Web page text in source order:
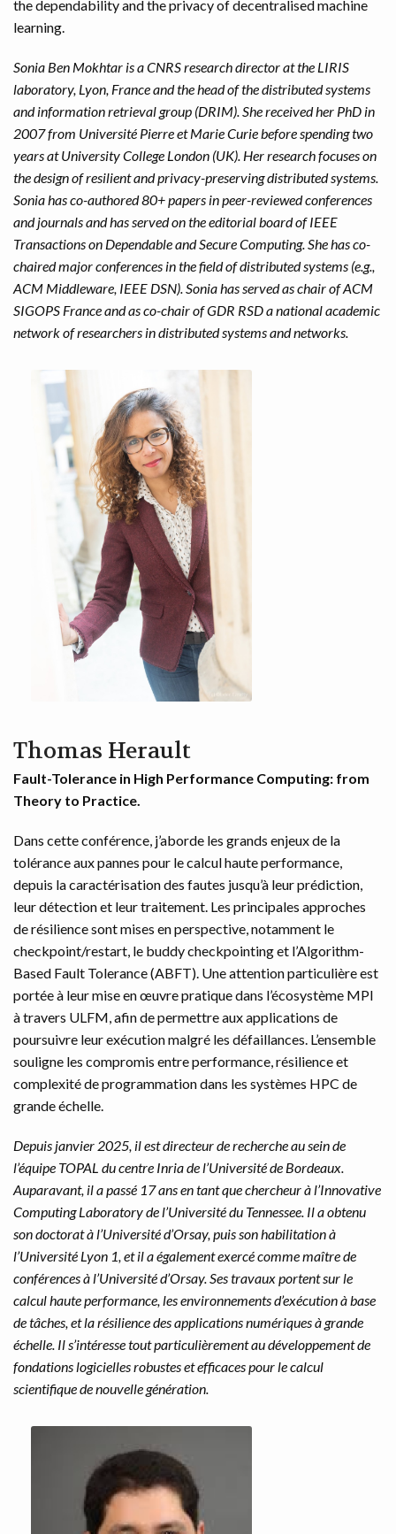
the dependability and the privacy of decentralised machine
learning.
Sonia Ben Mokhtar is a CNRS research director at the LIRIS
laboratory, Lyon, France and the head of the distributed systems
and information retrieval group (DRIM). She received her PhD in
2007 from Université Pierre et Marie Curie before spending two
years at University College London (UK). Her research focuses on
the design of resilient and privacy-preserving distributed systems.
Sonia has co-authored 80+ papers in peer-reviewed conferences
and journals and has served on the editorial board of IEEE
Transactions on Dependable and Secure Computing. She has co-
chaired major conferences in the field of distributed systems (e.g.,
ACM Middleware, IEEE DSN). Sonia has served as chair of ACM
SIGOPS France and as co-chair of GDR RSD a national academic
network of researchers in distributed systems and networks.
Thomas Herault
Fault-Tolerance in High Performance Computing: from
Theory to Practice.
Dans cette conférence, j’aborde les grands enjeux de la
tolérance aux pannes pour le calcul haute performance,
depuis la caractérisation des fautes jusqu’à leur prédiction,
leur détection et leur traitement. Les principales approches
de résilience sont mises en perspective, notamment le
checkpoint/restart, le buddy checkpointing et l’Algorithm-
Based Fault Tolerance (ABFT). Une attention particulière est
portée à leur mise en œuvre pratique dans l’écosystème MPI
à travers ULFM, afin de permettre aux applications de
poursuivre leur exécution malgré les défaillances. L’ensemble
souligne les compromis entre performance, résilience et
complexité de programmation dans les systèmes HPC de
grande échelle.
Depuis janvier 2025, il est directeur de recherche au sein de
l’équipe TOPAL du centre Inria de l’Université de Bordeaux.
Auparavant, il a passé 17 ans en tant que chercheur à l’Innovative
Computing Laboratory de l’Université du Tennessee. Il a obtenu
son doctorat à l’Université d’Orsay, puis son habilitation à
l’Université Lyon 1, et il a également exercé comme maître de
conférences à l’Université d’Orsay. Ses travaux portent sur le
calcul haute performance, les environnements d’exécution à base
de tâches, et la résilience des applications numériques à grande
échelle. Il s’intéresse tout particulièrement au développement de
fondations logicielles robustes et efficaces pour le calcul
scientifique de nouvelle génération.